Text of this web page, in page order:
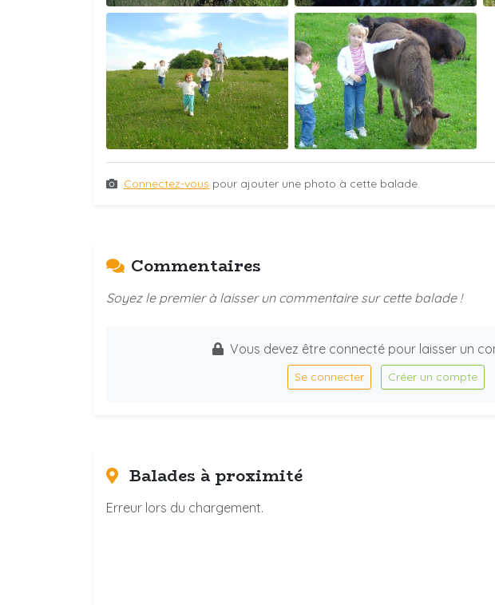
Connectez-vous pour ajouter une photo à cette balade.
Commentaires
Soyez le premier à laisser un commentaire sur cette balade !
Vous devez être connecté pour laisser un
Se connecter Créer un compte
Balades à proximité
Erreur lors du chargement.